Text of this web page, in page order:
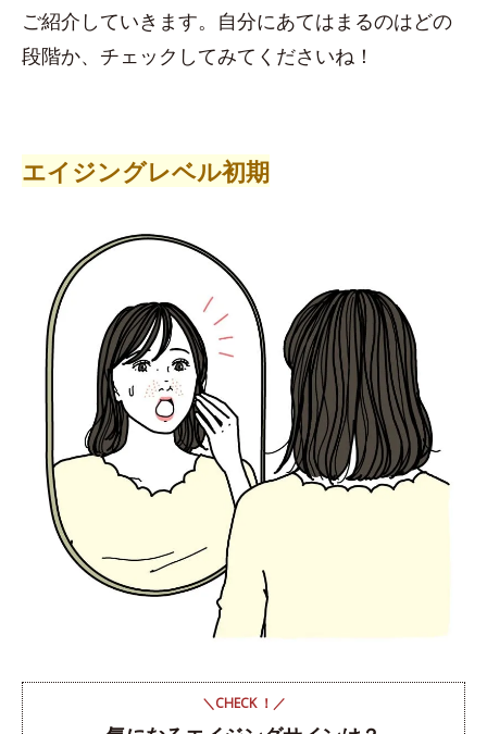
ご紹介していきます。自分にあてはまるのはどの
段階か、チェックしてみてくださいね！
エイジングレベル初期
＼CHECK ！／